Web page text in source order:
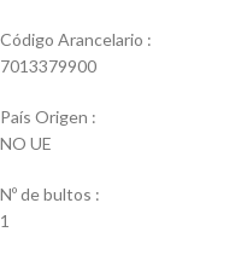
Código Arancelario :
7013379900
País Origen :
NO UE
Nº de bultos :
1